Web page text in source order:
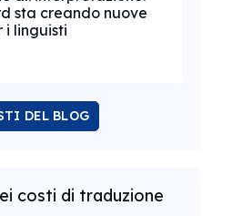
sta creando nuove
i linguisti
DEL BLOG
costi di traduzione